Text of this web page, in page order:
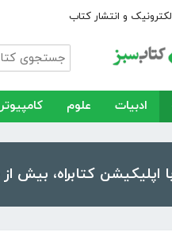
و انتشار کتاب
ادبیات علوم کامپیوتر
اپلیکیشن کتابراه، بیش از ۵۰،۰۰۰ کتاب، کتاب صوتی و رمان را در موبایل و تبلت خود داشته باشید!